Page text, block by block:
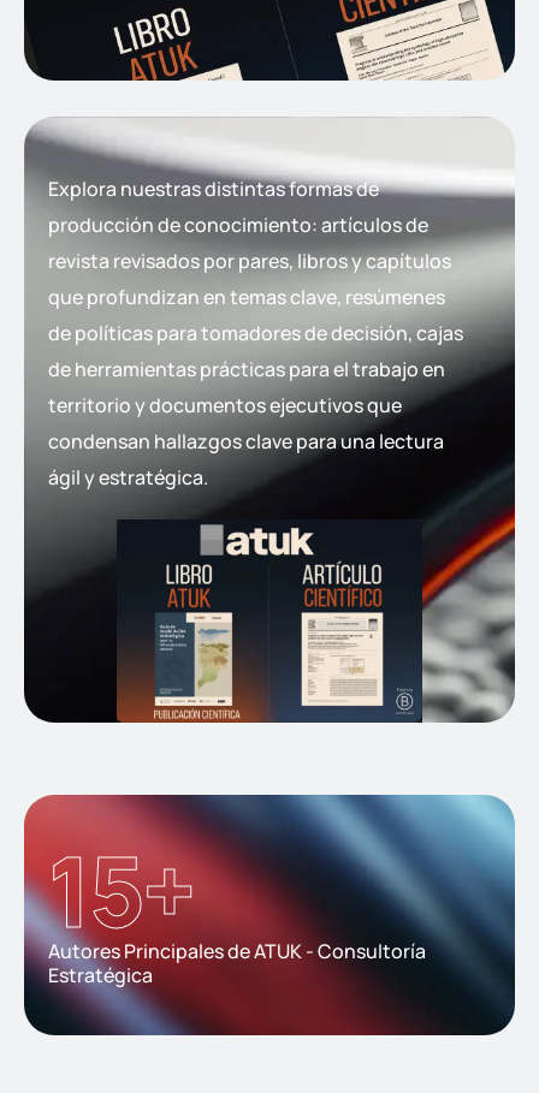
Explora nuestras distintas formas de
producción de conocimiento: artículos de
revista revisados por pares, libros y capítulos
que profundizan en temas clave, resúmenes
de políticas para tomadores de decisión, cajas
de herramientas prácticas para el trabajo en
territorio y documentos ejecutivos que
condensan hallazgos clave para una lectura
ágil y estratégica.
Autores Principales de ATUK - Consultoría
Estratégica
15+